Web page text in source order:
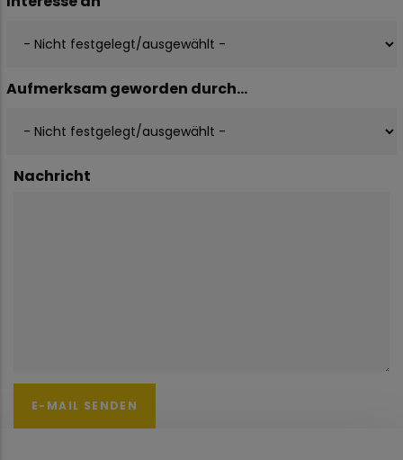
Aufmerksam geworden durch...
Nachricht